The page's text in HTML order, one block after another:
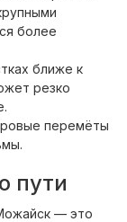
более
ближе к
резко
перемёты
пути
— это